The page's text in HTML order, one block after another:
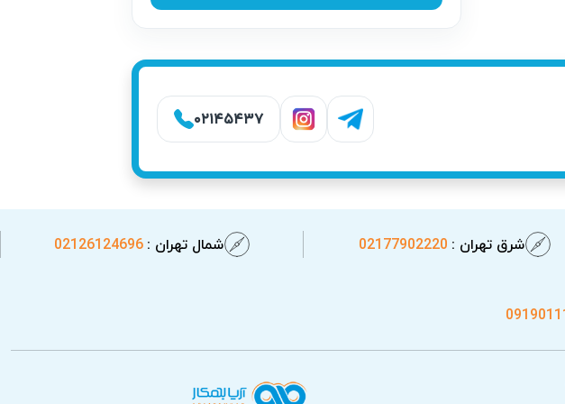
می‌تواند خطرات جدی از جمله آتش‌سوزی و برق‌گرفتگی به همراه
۰۲۱۴۵۴۳۷
شرق تهران : 02177902220 شمال تهران :02126124696